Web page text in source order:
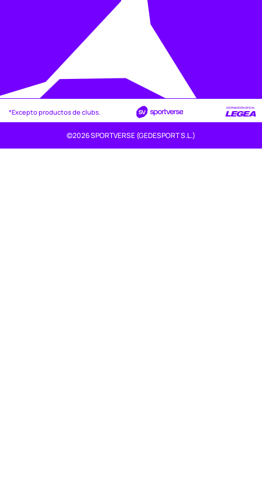
*Excepto productos de clubs.
©2026 SPORTVERSE (GEDESPORT S.L.)